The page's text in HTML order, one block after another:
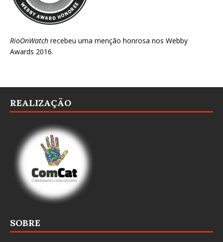
RioOnWatch recebeu uma menção honrosa nos Webby
Awards 2016.
REALIZAÇÃO
SOBRE